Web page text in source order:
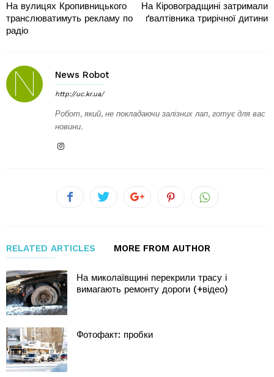
На вулицях Кропивницького
транслюватимуть рекламу по
радіо
На Кіровоградщині затримали
ґвалтівника трирічної дитини
News Robot
http://uc.kr.ua/
Робот, який, не покладаючи залізних лап, готує для вас
новини.
RELATED ARTICLES MORE FROM AUTHOR
На миколаївщині перекрили трасу і
вимагають ремонту дороги (+відео)
Фотофакт: пробки